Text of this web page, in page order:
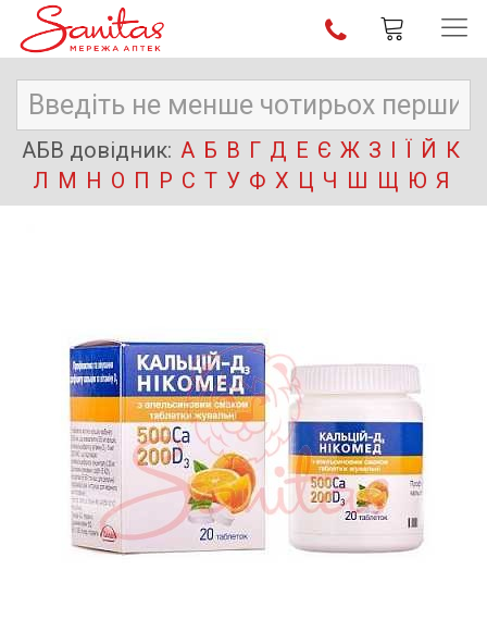
АБВ довідник: А Б В Г Д Е Є Ж З І Ї Й К
Л М Н О П Р С Т У Ф Х Ц Ч Ш Щ Ю Я